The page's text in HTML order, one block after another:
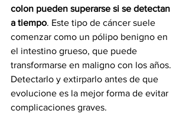
colon pueden superarse si se detectan
a tiempo. Este tipo de cáncer suele
comenzar como un pólipo benigno en
el intestino grueso, que puede
transformarse en maligno con los años.
Detectarlo y extirparlo antes de que
evolucione es la mejor forma de evitar
complicaciones graves.